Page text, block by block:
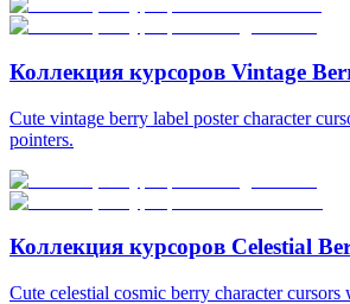
Коллекция курсоров Vintage
Cute vintage berry label poster character
pointers.
Коллекция курсоров Celestial
Cute celestial cosmic berry character